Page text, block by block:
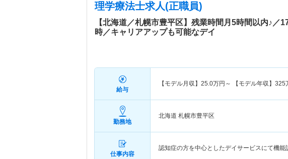
理学療法士求人(正職員)
【北海道／札幌市豊平区】残業時間月5時間以内♪／
時／キャリアアップも可能なデイ
給与
【モデル月収】 25.0万円～ 【モデル年収】 325
勤務地
北海道 札幌市豊平区
仕事内容
認知症の方を中心としたデイサービスにて機能